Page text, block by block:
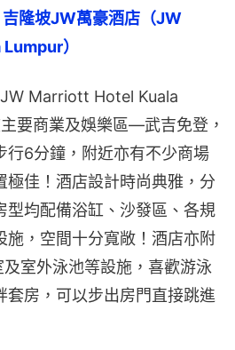
吉隆坡JW萬豪酒店（JW
）
Marriott Hotel Kuala
要商業及娛樂區—武吉免登，
行6分鐘，附近亦有不少商場
極佳！酒店設計時尚典雅，分
型均配備浴缸、沙發區、各規
施，空間十分寬敞！酒店亦附
室外泳池等設施，喜歡游泳
套房，可以步出房門直接跳進